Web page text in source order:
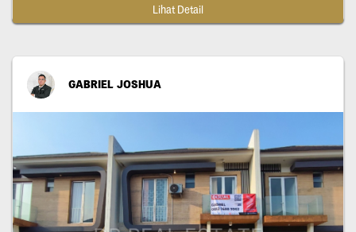
Lihat Detail
GABRIEL JOSHUA